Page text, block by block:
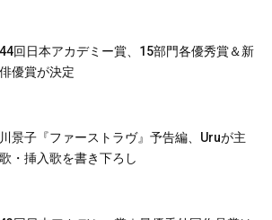
回⽇本アカデミー賞、15部⾨各優秀賞＆新
優賞が決定
景子『ファーストラヴ』予告編、Uruが主
・挿入歌を書き下ろし